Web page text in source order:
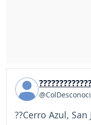
??Cerro Azul, San